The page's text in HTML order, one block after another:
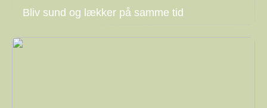
Bliv sund og lækker på samme tid